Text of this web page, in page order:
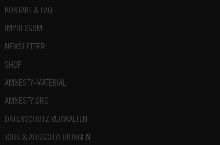
Fußbereich
KONTAKT & FAQ
IMPRESSUM
NEWSLETTER
SHOP
AMNESTY-MATERIAL
AMNESTY.ORG
DATENSCHUTZ VERWALTEN
JOBS & AUSSCHREIBUNGEN